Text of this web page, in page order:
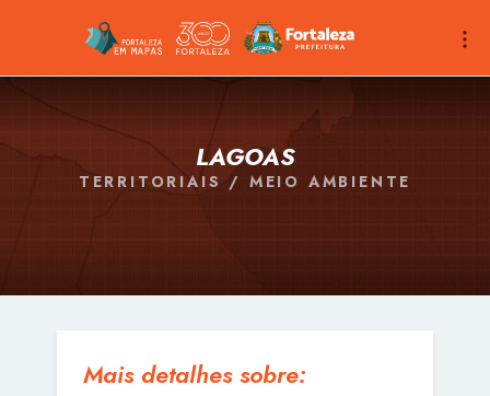
LAGOAS
TERRITORIAIS / MEIO AMBIENTE
Mais detalhes sobre: